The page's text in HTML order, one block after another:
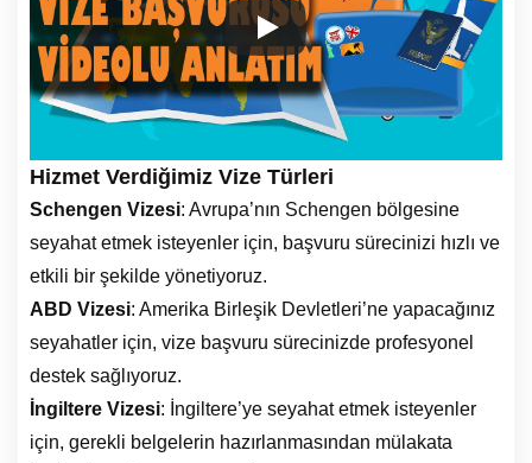
Hizmet Verdiğimiz Vize Türleri
Schengen Vizesi: Avrupa’nın Schengen bölgesine
seyahat etmek isteyenler için, başvuru sürecinizi hızlı ve
etkili bir şekilde yönetiyoruz.
ABD Vizesi: Amerika Birleşik Devletleri’ne yapacağınız
seyahatler için, vize başvuru sürecinizde profesyonel
destek sağlıyoruz.
İngiltere Vizesi: İngiltere’ye seyahat etmek isteyenler
için, gerekli belgelerin hazırlanmasından mülakata